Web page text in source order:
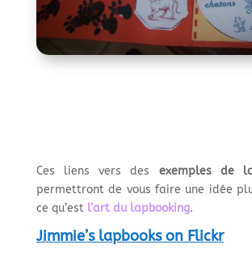
Ces liens vers des exemples de
permettront de vous faire une idée
ce qu’est l’art du lapbooking.
Jimmie’s lapbooks on Flickr